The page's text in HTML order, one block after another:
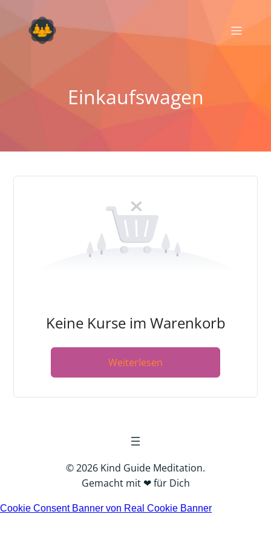
Einkaufswagen
Keine Kurse im Warenkorb
Weiterlesen
© 2026 Kind Guide Meditation.
Gemacht mit ❤ für Dich
Cookie Consent Banner von Real Cookie Banner